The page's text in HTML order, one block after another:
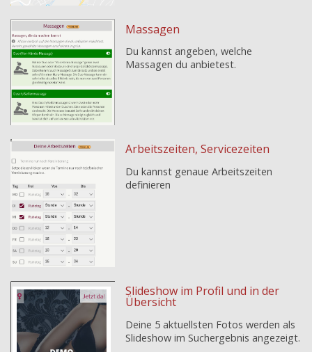
Massagen
Du kannst angeben, welche
Massagen du anbietest.
Arbeitszeiten, Servicezeiten
Du kannst genaue Arbeitszeiten
definieren
Slideshow im Profil und in der
Übersicht
Deine 5 aktuellsten Fotos werden als
Slideshow im Suchergebnis angezeigt.